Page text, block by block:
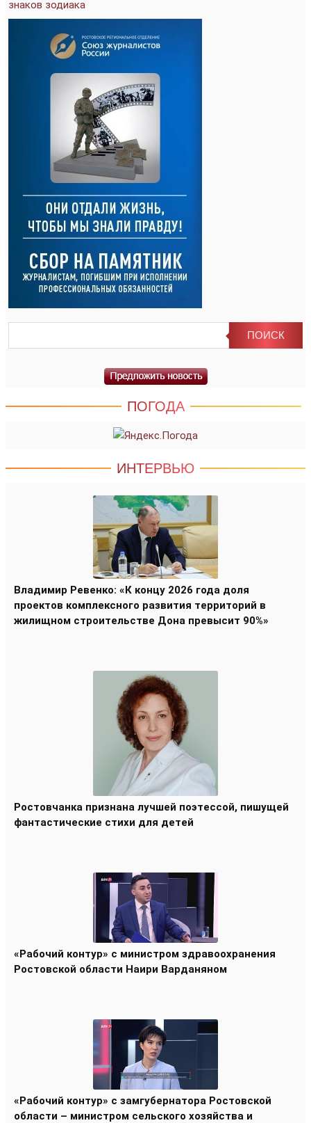
знаков зодиака
ПОГОДА
ИНТЕРВЬЮ
Владимир Ревенко: «К концу 2026 года доля
проектов комплексного развития территорий в
жилищном строительстве Дона превысит 90%»
Ростовчанка признана лучшей поэтессой, пишущей
фантастические стихи для детей
«Рабочий контур» с министром здравоохранения
Ростовской области Наири Варданяном
«Рабочий контур» с замгубернатора Ростовской
области – министром сельского хозяйства и